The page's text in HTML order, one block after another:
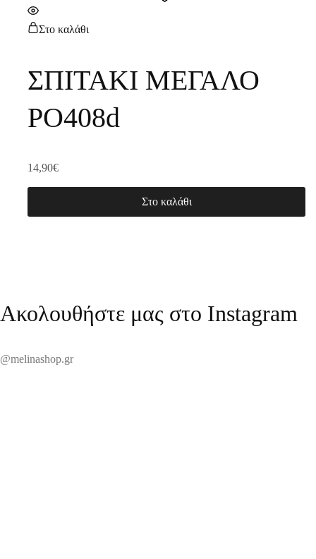
Στο καλάθι
ΣΠΙΤΑΚΙ ΜΕΓΑΛΟ
PO408d
14,90€
Στο καλάθι
Ακολουθήστε μας στο Instagram
@melinashop.gr